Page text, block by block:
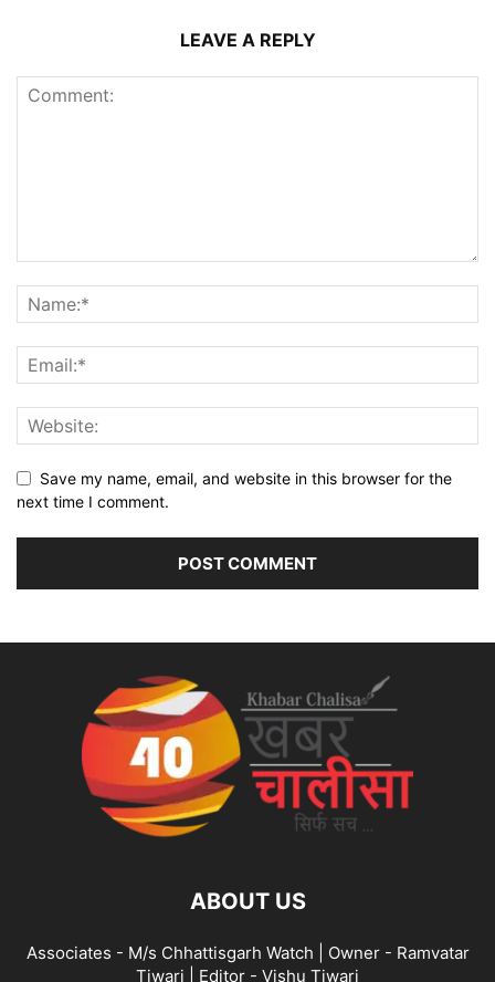
LEAVE A REPLY
Save my name, email, and website in this browser for the
next time I comment.
ABOUT US
Associates - M/s Chhattisgarh Watch | Owner - Ramvatar
Tiwari | Editor - Vishu Tiwari